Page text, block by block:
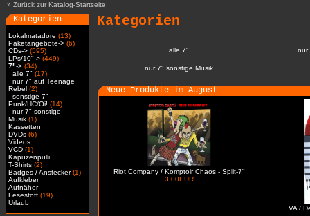
» Zurück zur Katalog-Startseite
Kategorien
Lokalmatadore (13)
Paketangebote-> (6)
CDs-> (595)
LPs/10"-> (449)
7"-> (34)
alle 7" (17)
nur 7" auf Teenage
Rebel (2)
sonstige 7"
Punk/HC/Oi! (14)
nur 7" sonstige
Musik (1)
Kassetten
DVDs (6)
Videos
VCD (1)
Kapuzenpulli
T-Shirts (2)
Badges / Anstecker(1)
Aufkleber
Aufnäher
Lesestoff (19)
Urlaub
Kategorien
alle 7" nur
nur 7" sonstige Musik
Neue Produkte im August
Riot Company / Komptoir Chaos - Split-7"
3.00EUR
VA /